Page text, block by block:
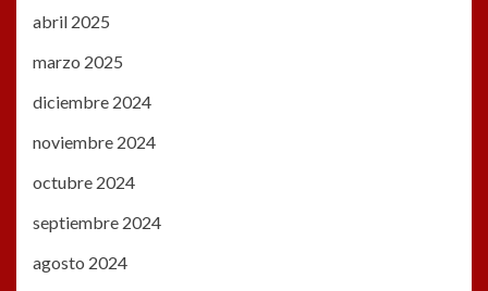
abril 2025
marzo 2025
diciembre 2024
noviembre 2024
octubre 2024
septiembre 2024
agosto 2024